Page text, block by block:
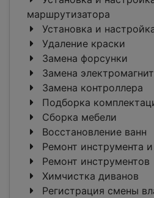
маршрутизатора
Установка и
Удаление краски
Замена форсунки
Замена
Замена контроллера
Подборка
Сборка мебели
Восстановление ванн
Ремонт инструмента
Ремонт инструментов
Химчистка диванов
Регистрация смены